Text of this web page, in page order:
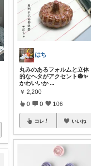
はち
丸みのあるフォルムと立体
的なヘタがアクセント🎃✨️
かわいいか ...
￥ 2,200
0 0 106
コレ いいね